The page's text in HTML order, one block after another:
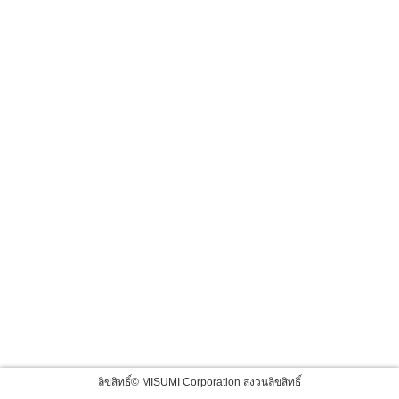
ลิขสิทธิ์© MISUMI Corporation สงวนลิขสิทธิ์